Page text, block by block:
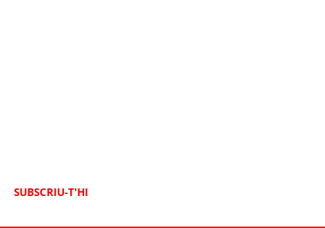
SUBSCRIU-T'HI